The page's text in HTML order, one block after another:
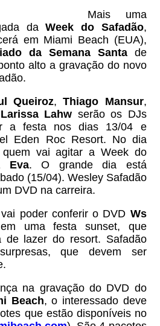
Mais uma
daWeek do Safadão,
em Miami Beach (EUA),
da Semana Santade
alto a gravação do novo
Queiroz,Thiago Mansur,
Larissa Lahw serão os DJs
a festa nos dias 13/04 e
Eden Roc Resort. No dia
quem vai agitar a Week do
Eva. O grande dia está
(15/04). Wesley Safadão
DVD na carreira.
poder conferir o DVD Ws
uma festa sunset, que
de lazer do resort. Safadão
que devem ser
na gravação do DVD do
Beach, o interessado deve
que estão disponíveis no